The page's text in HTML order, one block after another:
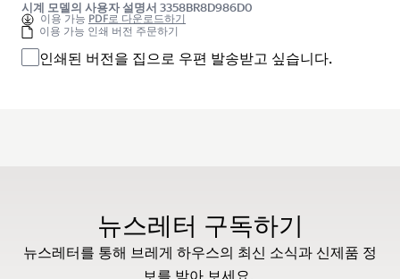
시계 모델의 사용자 설명서 3358BR8D986D0
이용 가능 PDF로 다운로드하기
이용 가능 인쇄 버전 주문하기
인쇄된 버전을 집으로 우편 발송받고 싶습니다.
뉴스레터 구독하기
뉴스레터를 통해 브레게 하우스의 최신 소식과 신제품 정